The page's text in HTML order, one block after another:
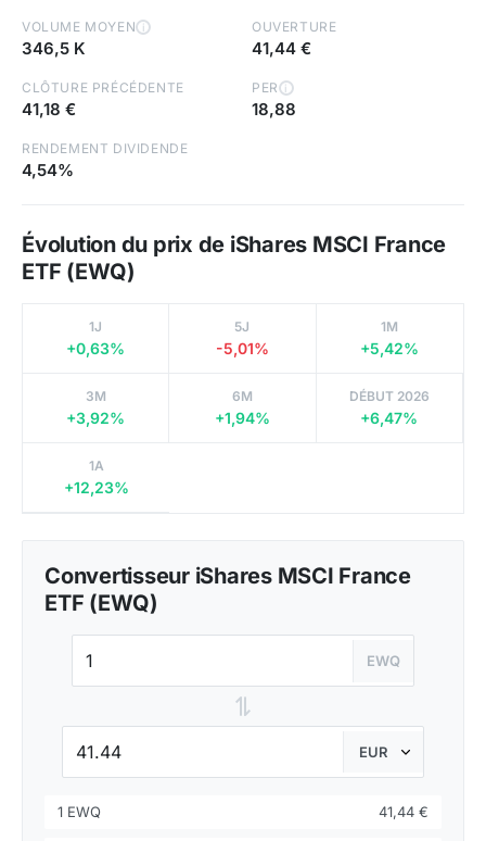
VOLUME MOYEN i
346,5 K
OUVERTURE
41,44 €
CLÔTURE PRÉCÉDENTE
41,18 €
PER i
18,88
RENDEMENT DIVIDENDE
4,54%
Évolution du prix de iShares MSCI France
ETF (EWQ)
1J
+0,63%
5J
-5,01%
1M
+5,42%
3M
+3,92%
6M
+1,94%
DÉBUT 2026
+6,47%
1A
+12,23%
Convertisseur iShares MSCI France
ETF (EWQ)
EWQ
⇌
1 EWQ 41,44 €